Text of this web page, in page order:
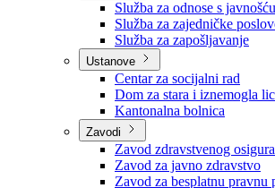
Službe
Služba za odnose s javnošću
Služba za zajedničke poslove
Služba za zapošljavanje
Ustanove
Centar za socijalni rad
Dom za stara i iznemogla lica
Kantonalna bolnica
Zavodi